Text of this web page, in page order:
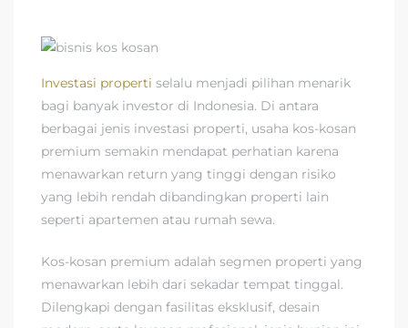
Investasi properti selalu menjadi pilihan menarik
bagi banyak investor di Indonesia. Di antara
berbagai jenis investasi properti, usaha kos-kosan
premium semakin mendapat perhatian karena
menawarkan return yang tinggi dengan risiko
yang lebih rendah dibandingkan properti lain
seperti apartemen atau rumah sewa.
Kos-kosan premium adalah segmen properti yang
menawarkan lebih dari sekadar tempat tinggal.
Dilengkapi dengan fasilitas eksklusif, desain